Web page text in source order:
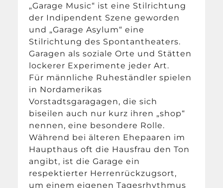
„Garage Music“ ist eine Stilrichtung
der Indipendent Szene geworden
und „Garage Asylum“ eine
Stilrichtung des Spontantheaters.
Garagen als soziale Orte und Stätten
lockerer Experimente jeder Art.
Für männliche Ruheständler spielen
in Nordamerikas
Vorstadtsgaragagen, die sich
biseilen auch nur kurz ihren „shop“
nennen, eine besondere Rolle.
Während bei älteren Ehepaaren im
Haupthaus oft die Hausfrau den Ton
angibt, ist die Garage ein
respektierter Herrenrückzugsort,
um einem eigenen Tagesrhythmus